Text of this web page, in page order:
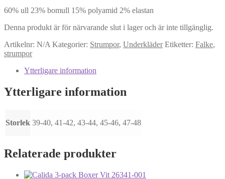
60% ull 23% bomull 15% polyamid 2% elastan
Denna produkt är för närvarande slut i lager och är inte tillgänglig.
Artikelnr: N/A Kategorier: Strumpor, Underkläder Etiketter: Falke,
strumpor
Ytterligare information
Ytterligare information
Storlek 39-40, 41-42, 43-44, 45-46, 47-48
Relaterade produkter